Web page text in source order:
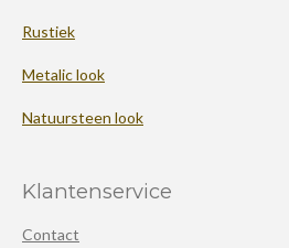
Rustiek
Metalic look
Natuursteen look
Klantenservice
Contact